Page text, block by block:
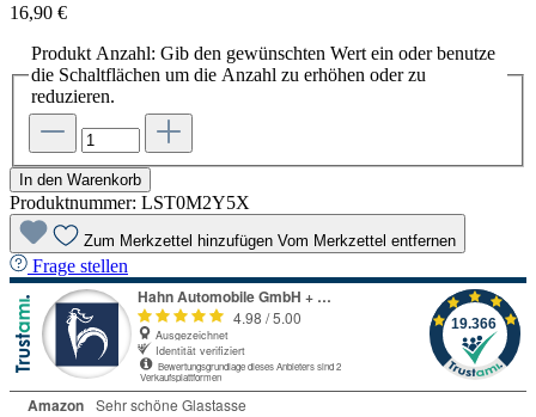
16,90 €
Produkt Anzahl: Gib den gewünschten Wert ein oder benutze
die Schaltflächen um die Anzahl zu erhöhen oder zu
reduzieren.
In den Warenkorb
Produktnummer: LST0M2Y5X
Zum Merkzettel hinzufügen Vom Merkzettel entfernen
Frage stellen